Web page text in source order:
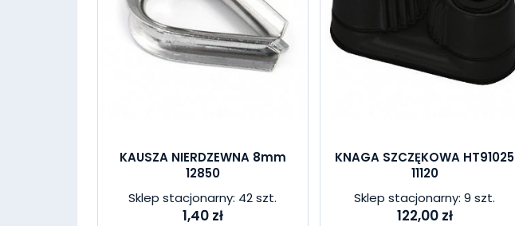
KAUSZA NIERDZEWNA 8mm
12850
Sklep stacjonarny: 42 szt.
1,40 zł
KNAGA SZCZĘKOWA HT91025
11120
Sklep stacjonarny: 9 szt.
122,00 zł